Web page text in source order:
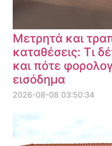
Μετρητά και
καταθέσεις: Τι
και πότε
εισόδημα
2026-08-08 03:50:34